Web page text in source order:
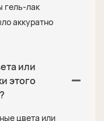
гель-лак
аккуратно
или
этого
цвета или